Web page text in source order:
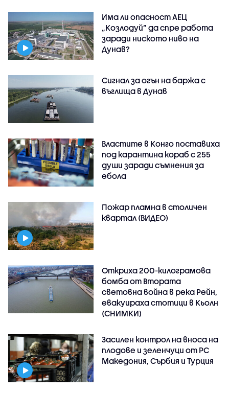
Има ли опасност АЕЦ
„Козлодуй” да спре работа
заради ниското ниво на
Дунав?
Сигнал за огън на баржа с
въглища в Дунав
Властите в Конго поставиха
под карантина кораб с 255
души заради съмнения за
ебола
Пожар пламна в столичен
квартал (ВИДЕО)
Откриха 200-килограмова
бомба от Втората
световна война в река Рейн,
евакуираха стотици в Кьолн
(СНИМКИ)
Засилен контрол на вноса на
плодове и зеленчуци от РС
Македония, Сърбия и Турция